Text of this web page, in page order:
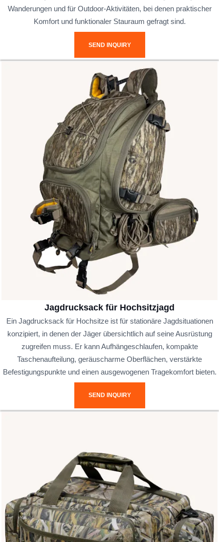
Wanderungen und für Outdoor-Aktivitäten, bei denen praktischer
Komfort und funktionaler Stauraum gefragt sind.
SEND INQUIRY
Jagdrucksack für Hochsitzjagd
Ein Jagdrucksack für Hochsitze ist für stationäre Jagdsituationen
konzipiert, in denen der Jäger übersichtlich auf seine Ausrüstung
zugreifen muss. Er kann Aufhängeschlaufen, kompakte
Taschenaufteilung, geräuscharme Oberflächen, verstärkte
Befestigungspunkte und einen ausgewogenen Tragekomfort bieten.
SEND INQUIRY